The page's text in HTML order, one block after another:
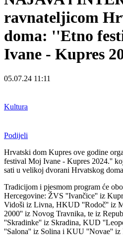
ravnateljicom
doma: ''Etno
Ivane - Kupres
05.07.24 11:11
Kultura
Podijeli
Hrvatski dom Kupres ove godine
festival Moj Ivane - Kupres 2024.''
sati u velikoj dvorani Hrvatskog
Tradicijom i pjesmom program će
Hercegovine: ŽVS ''Ivančice'' iz
Vidoši iz Livna, HKUD ''Rodoč'' iz
2000'' iz Novog Travnika, te iz
''Skradinke'' iz Skradina, KUD
''Salona'' iz Solina i KUU ''Novae'' iz